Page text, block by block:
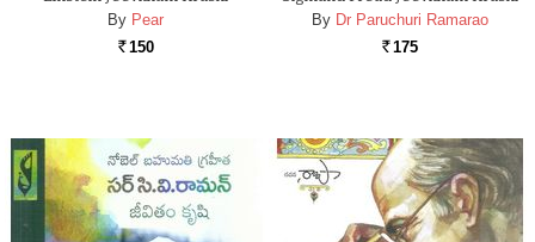
By Pear
Rs. 150
By Dr Paruchuri Ramarao
Rs. 175